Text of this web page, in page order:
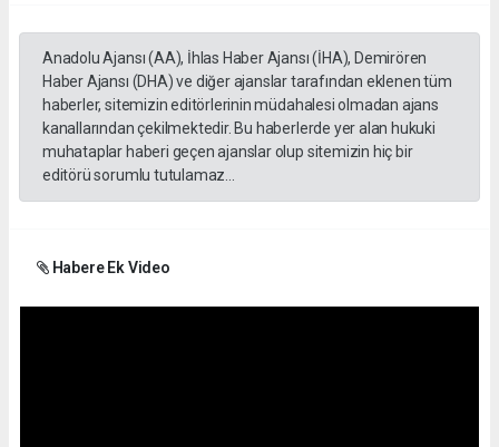
Anadolu Ajansı (AA), İhlas Haber Ajansı (İHA), Demirören
Haber Ajansı (DHA) ve diğer ajanslar tarafından eklenen tüm
haberler, sitemizin editörlerinin müdahalesi olmadan ajans
kanallarından çekilmektedir. Bu haberlerde yer alan hukuki
muhataplar haberi geçen ajanslar olup sitemizin hiç bir
editörü sorumlu tutulamaz...
Habere Ek Video